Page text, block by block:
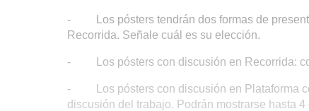
- Los pósters tendrán dos formas de
Recorrida. Señale cuál es su elección.
- Los pósters con discusión en Recorrida:
- Los pósters con discusión en Plataforma
discusión del trabajo. Podrán mostrarse hasta